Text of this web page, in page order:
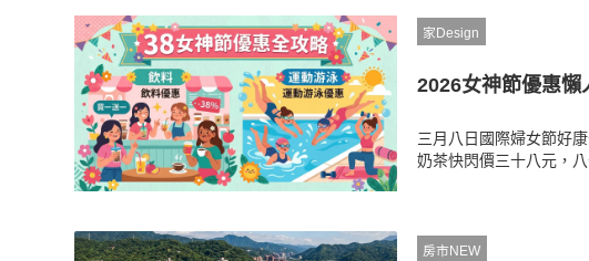
家Design
2026女神節優惠
三月八日國際婦女節好
奶茶快閃價三十八元，
房市NEW